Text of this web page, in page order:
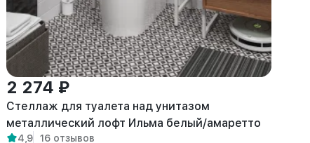
2 274 ₽
Стеллаж для туалета над унитазом
металлический лофт Ильма белый/амаретто
4,9 16 отзывов